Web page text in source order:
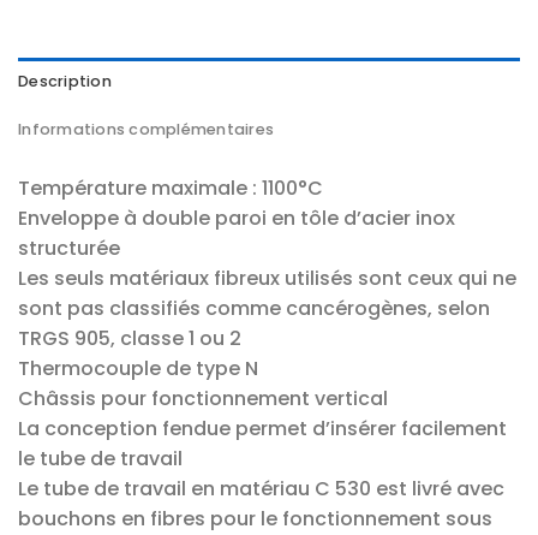
Description
Informations complémentaires
Température maximale : 1100°C
Enveloppe à double paroi en tôle d’acier inox
structurée
Les seuls matériaux fibreux utilisés sont ceux qui ne
sont pas classifiés comme cancérogènes, selon
TRGS 905, classe 1 ou 2
Thermocouple de type N
Châssis pour fonctionnement vertical
La conception fendue permet d’insérer facilement
le tube de travail
Le tube de travail en matériau C 530 est livré avec
bouchons en fibres pour le fonctionnement sous